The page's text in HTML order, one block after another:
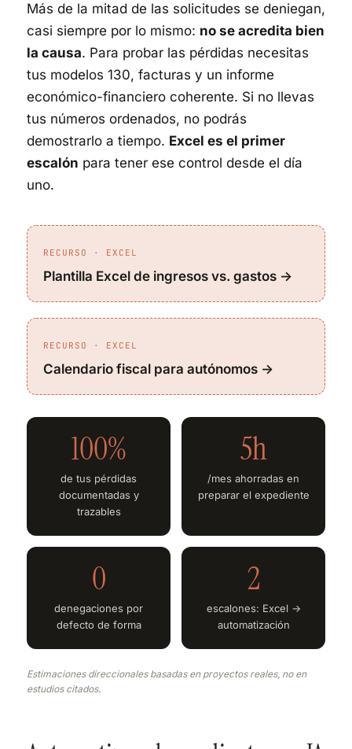
Más de la mitad de las solicitudes se deniegan,
casi siempre por lo mismo: no se acredita bien
la causa. Para probar las pérdidas necesitas
tus modelos 130, facturas y un informe
económico-financiero coherente. Si no llevas
tus números ordenados, no podrás
demostrarlo a tiempo. Excel es el primer
escalón para tener ese control desde el día
uno.
RECURSO · EXCEL
Plantilla Excel de ingresos vs. gastos →
RECURSO · EXCEL
Calendario fiscal para autónomos →
100%
de tus pérdidas
documentadas y
trazables
5h
/mes ahorradas en
preparar el expediente
0
denegaciones por
defecto de forma
2
escalones: Excel →
automatización
Estimaciones direccionales basadas en proyectos reales, no en
estudios citados.